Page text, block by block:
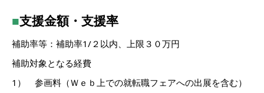
■支援金額・支援率
補助率等：補助率1/２以内、上限３０万円
補助対象となる経費
1） 参画料（Ｗｅｂ上での就転職フェアへの出展を含む）